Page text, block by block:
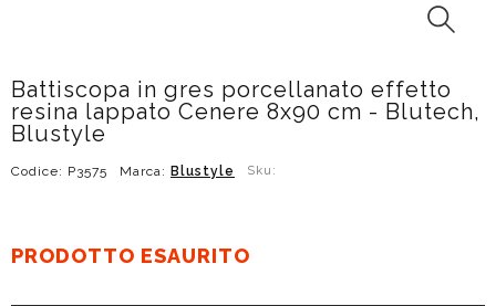
Battiscopa in gres porcellanato effetto
resina lappato Cenere 8x90 cm - Blutech,
Blustyle
Codice: P3575 Marca: Blustyle Sku:
PRODOTTO ESAURITO